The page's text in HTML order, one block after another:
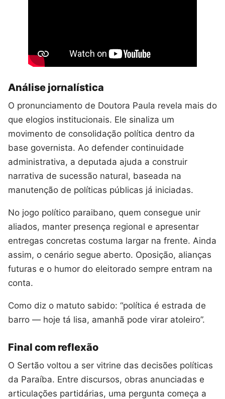
Análise jornalística
O pronunciamento de Doutora Paula revela mais do
que elogios institucionais. Ele sinaliza um
movimento de consolidação política dentro da
base governista. Ao defender continuidade
administrativa, a deputada ajuda a construir
narrativa de sucessão natural, baseada na
manutenção de políticas públicas já iniciadas.
No jogo político paraibano, quem consegue unir
aliados, manter presença regional e apresentar
entregas concretas costuma largar na frente. Ainda
assim, o cenário segue aberto. Oposição, alianças
futuras e o humor do eleitorado sempre entram na
conta.
Como diz o matuto sabido: “política é estrada de
barro — hoje tá lisa, amanhã pode virar atoleiro”.
Final com reflexão
O Sertão voltou a ser vitrine das decisões políticas
da Paraíba. Entre discursos, obras anunciadas e
articulações partidárias, uma pergunta começa a